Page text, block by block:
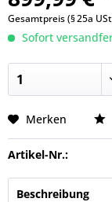
Gesamtpreis (§ 25a
Sofort
Merken
Artikel-Nr.:
Beschreibung